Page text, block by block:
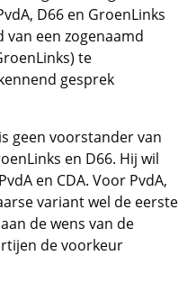
D66 en GroenLinks
een zogenaamd
te
gesprek
is geen voorstander van
en D66. Hij wil
en CDA. Voor PvdA,
variant wel de eerste
de wens van de
de voorkeur